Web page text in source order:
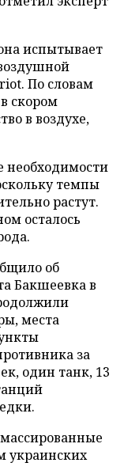
испытывает
По словам
скором
в воздухе,
необходимости
темпы
растут.
осталось
об
Бакшеевка в
места
за
один танк, 13
массированные
украинских